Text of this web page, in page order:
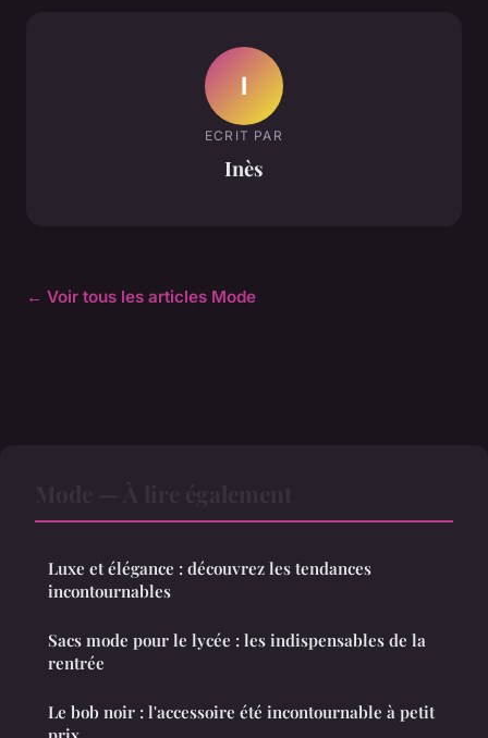
I
ECRIT PAR
Inès
← Voir tous les articles Mode
Luxe et élégance : découvrez les tendances
incontournables
Sacs mode pour le lycée : les indispensables de la
rentrée
Le bob noir : l'accessoire été incontournable à petit